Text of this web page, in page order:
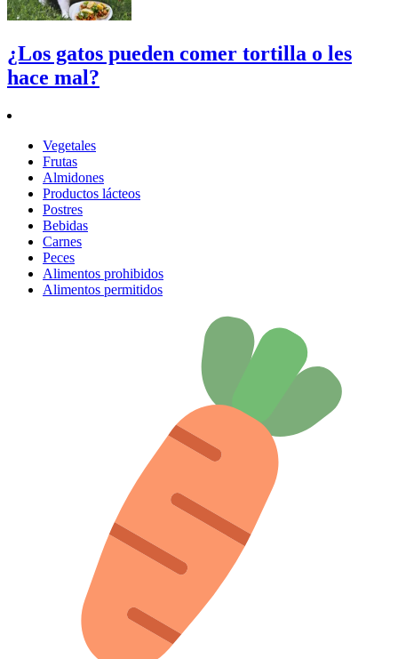
¿Los gatos pueden comer tortilla o les
hace mal?
Vegetales
Frutas
Almidones
Productos lácteos
Postres
Bebidas
Carnes
Peces
Alimentos prohibidos
Alimentos permitidos